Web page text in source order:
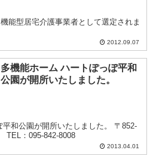
能型居宅介護事業者として選定されま
2012.09.07
多機能ホーム ハートぽっぽ平和
公園が開所いたしました。
和公園が開所いたしました。 〒852-
：095-842-8008
2013.04.01